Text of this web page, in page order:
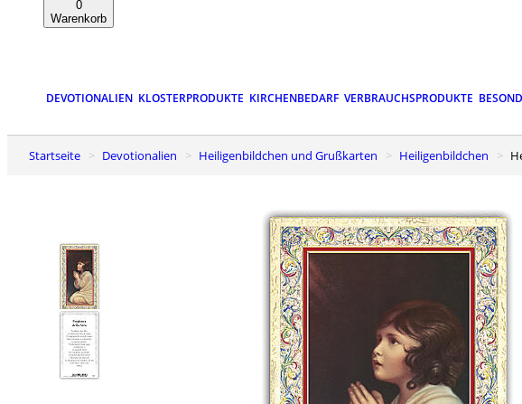
0
Warenkorb
DEVOTIONALIEN KLOSTERPRODUKTE KIRCHENBEDARF VERBRAUCHSPRODUKTE
Startseite Devotionalien Heiligenbildchen und Grußkarten Heiligenbildchen